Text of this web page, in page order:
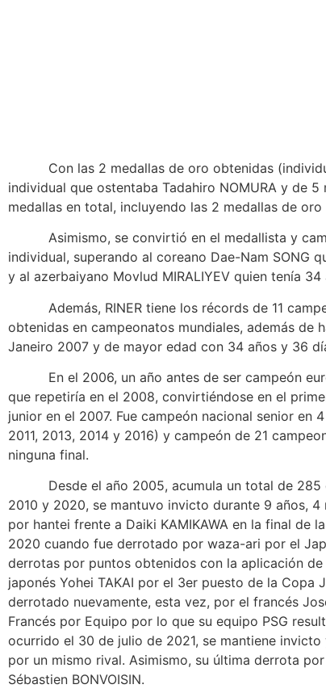
Con las 2 medallas de oro obtenidas
individual que ostentaba Tadahiro NOMURA y de
medallas en total, incluyendo las 2 medallas de
Asimismo, se convirtió en el medallista y
individual, superando al coreano Dae-Nam SONG
y al azerbaiyano Movlud MIRALIYEV quien tenía
Además, RINER tiene los récords de 11
obtenidas en campeonatos mundiales, además de
Janeiro 2007 y de mayor edad con 34 años y 36
En el 2006, un año antes de ser campeón
que repetiría en el 2008, convirtiéndose en el
junior en el 2007. Fue campeón nacional senior
2011, 2013, 2014 y 2016) y campeón de 21
ninguna final.
Desde el año 2005, acumula un total de 285
2010 y 2020, se mantuvo invicto durante 9 años,
por hantei frente a Daiki KAMIKAWA en la final de
2020 cuando fue derrotado por waza-ari por el
derrotas por puntos obtenidos con la aplicación
japonés Yohei TAKAI por el 3er puesto de la
derrotado nuevamente, esta vez, por el francés
Francés por Equipo por lo que su equipo PSG
ocurrido el 30 de julio de 2021, se mantiene
por un mismo rival. Asimismo, su última derrota
Sébastien BONVOISIN.